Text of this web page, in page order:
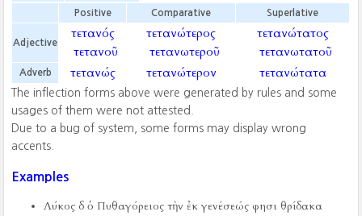
Positive Comparative Superlative
Adjective
τετανός
τετανοῦ
τετανώτερος
τετανωτεροῦ
τετανώτατος
τετανωτατοῦ
Adverb τετανώς τετανώτερον τετανώτατα
The inflection forms above were generated by rules and some
usages of them were not attested.
Due to a bug of system, some forms may display wrong
accents.
Examples
Λύκος δ ὁ Πυθαγόρειος τὴν ἐκ γενέσεώς φησι θρίδακα